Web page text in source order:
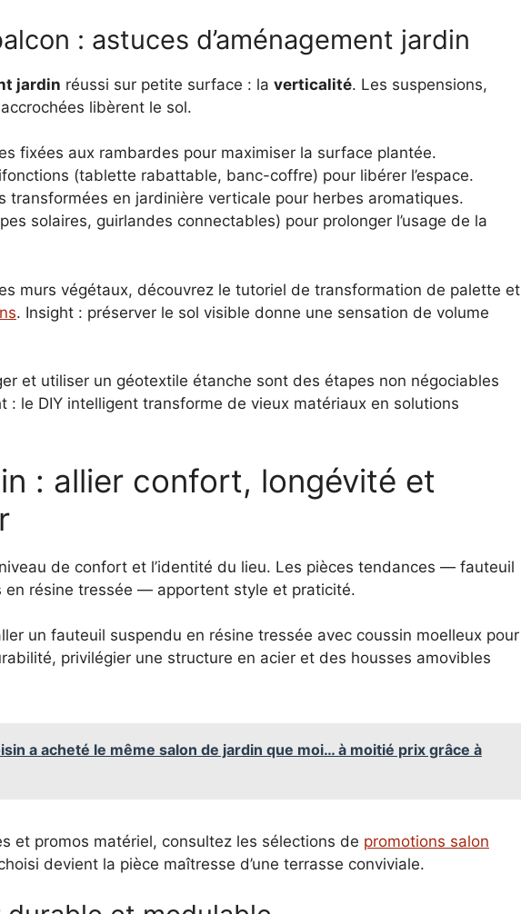
: astuces d’aménagement jardin
jardin réussi sur petite surface : la verticalité. Les suspensions,
libèrent le sol.
fixées aux rambardes pour maximiser la surface plantée.
(tablette rabattable, banc-coffre) pour libérer l’espace.
transformées en jardinière verticale pour herbes aromatiques.
solaires, guirlandes connectables) pour prolonger l’usage de la
murs végétaux, découvrez le tutoriel de transformation de palette et
. Insight : préserver le sol visible donne une sensation de volume
et utiliser un géotextile étanche sont des étapes non négociables
: le DIY intelligent transforme de vieux matériaux en solutions
: allier confort, longévité et
de confort et l’identité du lieu. Les pièces tendances — fauteuil
résine tressée — apportent style et praticité.
un fauteuil suspendu en résine tressée avec coussin moelleux pour
privilégier une structure en acier et des housses amovibles
a acheté le même salon de jardin que moi… à moitié prix grâce à
et promos matériel, consultez les sélections de promotions salon
devient la pièce maîtresse d’une terrasse conviviale.